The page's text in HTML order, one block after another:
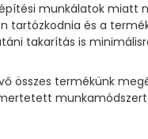
munkálatok miatt
tartózkodnia és a
takarítás is
összes termékünk
munkamódszert